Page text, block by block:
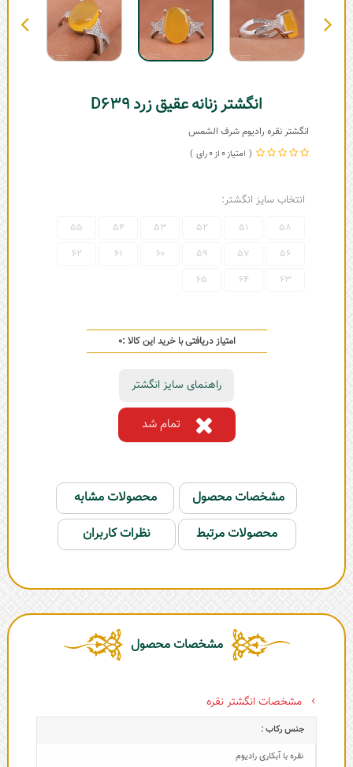
انگشتر زنانه عقیق زرد D639
انگشتر نقره رادیوم شرف الشمس
0
0
انتخاب سایز انگشتر:
58
51
52
53
54
55
56
57
59
60
61
62
63
64
65
امتیاز دریافتی با خرید این کالا :0
راهنمای سایز انگشتر
تمام شد
مشخصات محصول
محصولات مشابه
محصولات مرتبط
نظرات کاربران
مشخصات محصول
مشخصات انگشتر نقره
جنس رکاب :
نقره با آبکاری رادیوم